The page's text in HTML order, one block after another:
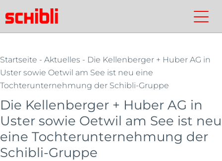
to
main
Schibli-
Kontakt Suchen
Startseite - Aktuelles - Die Kellenberger + Huber AG in
Uster sowie Oetwil am See ist neu eine
Tochterunternehmung der Schibli-Gruppe
Die Kellenberger + Huber AG in
Uster sowie Oetwil am See ist neu
eine Tochterunternehmung der
Schibli-Gruppe